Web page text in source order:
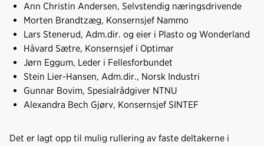
Ann Christin Andersen, Selvstendig næringsdrivende
Morten Brandtzæg, Konsernsjef Nammo
Lars Stenerud, Adm.dir. og eier i Plasto og Wonderland
Håvard Sætre, Konsernsjef i Optimar
Jørn Eggum, Leder i Fellesforbundet
Stein Lier-Hansen, Adm.dir., Norsk Industri
Gunnar Bovim, Spesialrådgiver NTNU
Alexandra Bech Gjørv, Konsernsjef SINTEF
Det er lagt opp til mulig rullering av faste deltakerne i